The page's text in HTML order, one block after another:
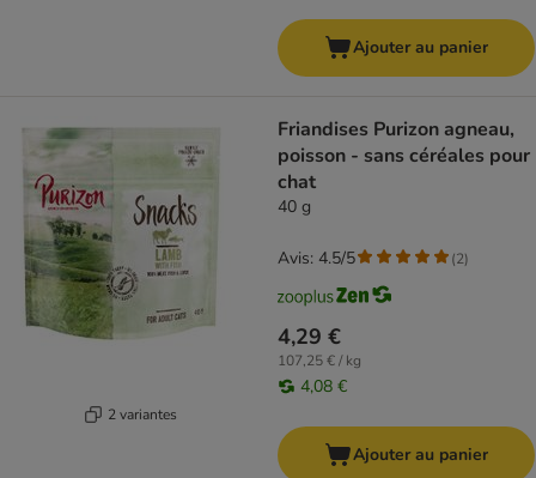
Ajouter au panier
2 variantes
Friandises Purizon agneau,
poisson - sans céréales pour
chat
40 g
4,29 €
107,25 € / kg
4,08 €
Avis: 4.5/5 (2)
Ajouter au panier